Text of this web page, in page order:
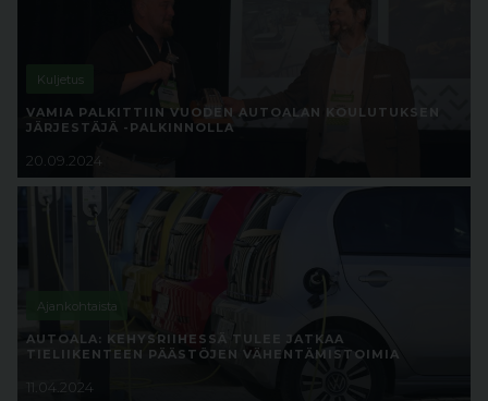
Kuljetus
VAMIA PALKITTIIN VUODEN AUTOALAN KOULUTUKSEN
JÄRJESTÄJÄ -PALKINNOLLA
20.09.2024
Ajankohtaista
AUTOALA: KEHYSRIIHESSÄ TULEE JATKAA
TIELIIKENTEEN PÄÄSTÖJEN VÄHENTÄMISTOIMIA
11.04.2024